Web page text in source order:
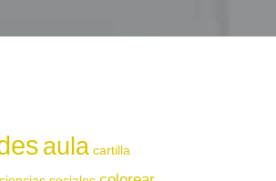
aula cartilla